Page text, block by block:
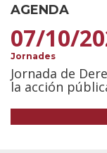
AGENDA
07/10/
Jornades
Jornada de
la acción